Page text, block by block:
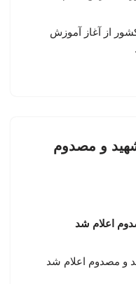
از آغاز آموزش
و مصدوم
اعلام شد